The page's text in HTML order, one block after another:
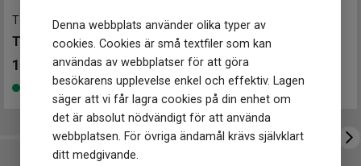
Denna webbplats använder olika typer av
cookies. Cookies är små textfiler som kan
användas av webbplatser för att göra
besökarens upplevelse enkel och effektiv. Lagen
säger att vi får lagra cookies på din enhet om
det är absolut nödvändigt för att använda
webbplatsen. För övriga ändamål krävs självklart
ditt medgivande.
Storlek
Diameter
30 mm
Höjd
30 mm
Tjocklek
10.5 mm
armband
16 mm
Vikt
88 gr
Egenskaper
Klockmaster Sundsvall
Klockmaster Uppsala, Gränby
Klockmaster Örebro
Klockmaster Östersund
Mårtenssons Ur & Guld Halmstad
T1562081103300-30 mm
TISSOT Ballade 30mm
12 350 kr
Finns i lager
T0062071109600
TISSOT Le Locle 29mm
10 695 kr
Finns i lager